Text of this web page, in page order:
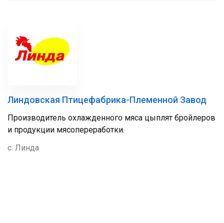
Линдовская Птицефабрика-Племенной Завод
Производитель охлажденного мяса цыплят бройлеров
и продукции мясопереработки.
с. Линда